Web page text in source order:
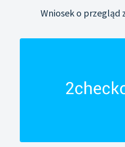
Wniosek o przegląd